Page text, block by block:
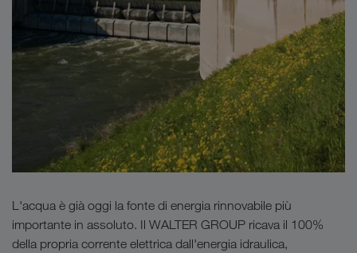
L'acqua è già oggi la fonte di energia rinnovabile più
importante in assoluto. Il WALTER GROUP ricava il 100%
della propria corrente elettrica dall'energia idraulica,